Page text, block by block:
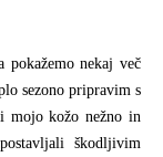
pokažemo nekaj več
sezono pripravim s
mojo kožo nežno in
škodljivim